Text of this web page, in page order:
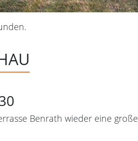
Benrath wieder eine große